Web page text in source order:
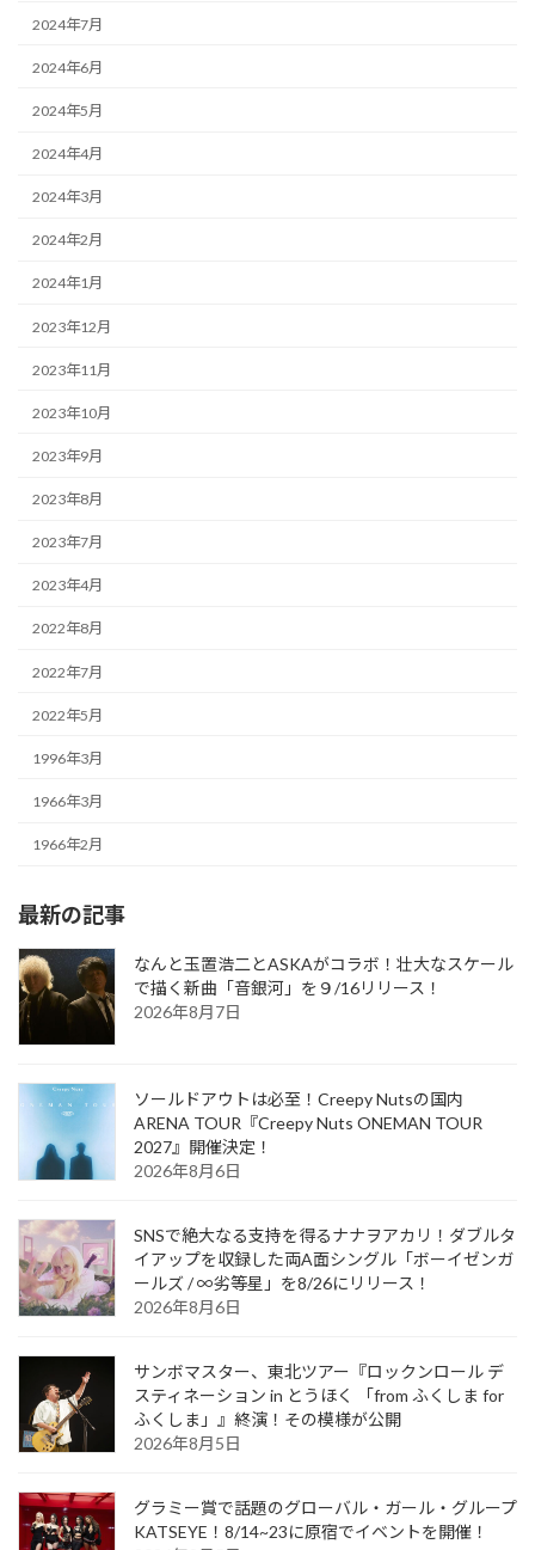
2024年7月
2024年6月
2024年5月
2024年4月
2024年3月
2024年2月
2024年1月
2023年12月
2023年11月
2023年10月
2023年9月
2023年8月
2023年7月
2023年4月
2022年8月
2022年7月
2022年5月
1996年3月
1966年3月
1966年2月
最新の記事
なんと玉置浩二とASKAがコラボ！壮大なスケール
で描く新曲「音銀河」を９/16リリース！
2026年8月7日
ソールドアウトは必至！Creepy Nutsの国内
ARENA TOUR『Creepy Nuts ONEMAN TOUR
2027』開催決定！
2026年8月6日
SNSで絶大なる支持を得るナナヲアカリ！ダブルタ
イアップを収録した両A面シングル「ボーイゼンガ
ールズ / ∞劣等星」を8/26にリリース！
2026年8月6日
サンボマスター、東北ツアー『ロックンロール デ
スティネーション in とうほく 「from ふくしま for
ふくしま」』終演！その模様が公開
2026年8月5日
グラミー賞で話題のグローバル・ガール・グループ
KATSEYE！8/14~23に原宿でイベントを開催！